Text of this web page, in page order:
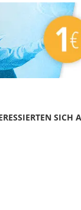
SICH